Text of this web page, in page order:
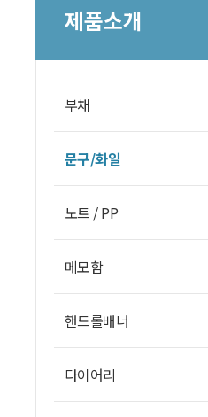
제품소개
부채
문구/화일
노트 / PP
메모함
핸드롤배너
다이어리